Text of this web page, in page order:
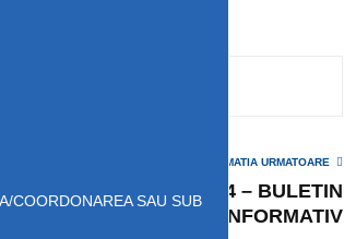
INFORMATIA URMATOARE
25 noiembrie 2024 – BULETIN
INFORMATIV
COORDONAREA SAU SUB